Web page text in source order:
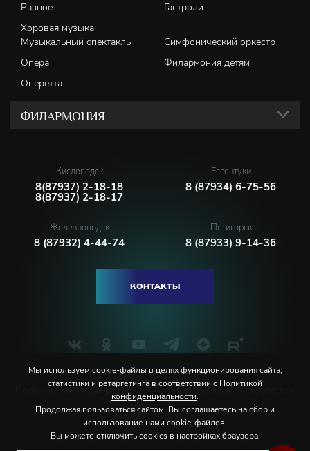
Разное
Гастроли
Хоровая музыка
Музыкальный спектакль
Симфонический оркестр
Опера
Филармония детям
Оперетта
ФИЛАРМОНИЯ
Кисловодск
8(87937) 2-18-18
8(87937) 2-18-17
Ессентуки
8 (87934) 6-75-56
Железноводск
8 (87932) 4-44-74
Пятигорск
8 (87933) 9-14-36
КОНТАКТЫ
Политика конфиденциальности Соглашение пользователя
© 2026 Северо-Кавказская государственная филармония
Мы используем cookie-файлы в целях функционирования сайта,
статистики и ретаргетинга в соответствии с Политикой
конфиденциальности.
Продолжая пользоваться сайтом, Вы соглашаетесь на сбор и
использование нами cookie-файлов.
Вы можете отключить cookies в настройках браузера.